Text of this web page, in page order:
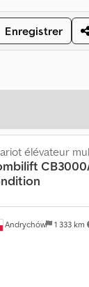
Enregistrer
Andrychów 1 333 km
élévateur